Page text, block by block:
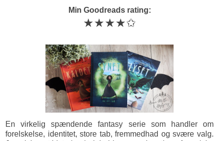
Min Goodreads rating:
★★★★✩
En virkelig spændende fantasy serie som handler om
forelskelse, identitet, store tab, fremmedhad og svære valg.